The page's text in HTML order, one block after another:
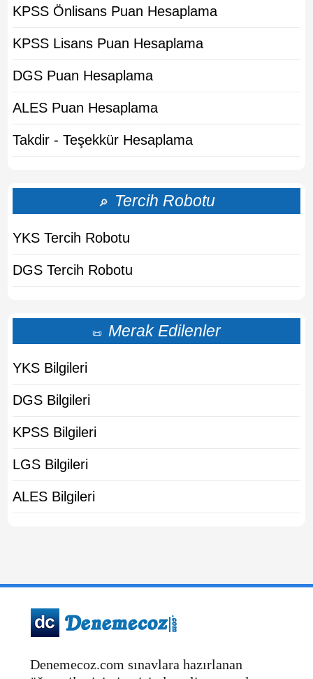
KPSS Önlisans Puan Hesaplama
KPSS Lisans Puan Hesaplama
DGS Puan Hesaplama
ALES Puan Hesaplama
Takdir - Teşekkür Hesaplama
🔎 Tercih Robotu
YKS Tercih Robotu
DGS Tercih Robotu
📜 Merak Edilenler
YKS Bilgileri
DGS Bilgileri
KPSS Bilgileri
LGS Bilgileri
ALES Bilgileri
Denemecoz.com sınavlara hazırlanan